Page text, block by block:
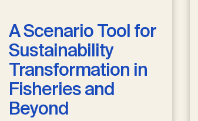
A Scenario Tool for
Sustainability
Transformation in
Fisheries and
Beyond